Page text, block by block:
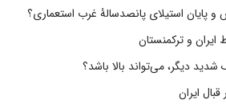
پایان استیلای پانصدسالۀ غرب استعماری؟
و ترکمنستان
دیگر، می‌تواند بالا باشد؟
ایران